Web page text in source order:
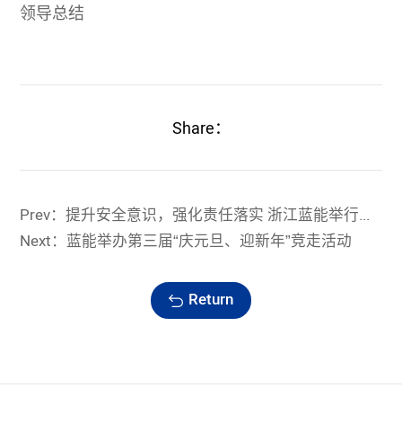
领导总结
Share：
Prev：提升安全意识，强化责任落实 浙江蓝能举行安全生产工作会议
Next：蓝能举办第三届“庆元旦、迎新年”竞走活动
Return